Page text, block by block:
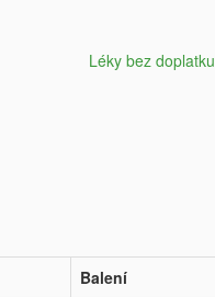
Léky bez doplatku
Balení